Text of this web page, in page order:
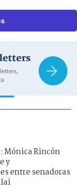
Mónica Rincón
y
entre senadoras